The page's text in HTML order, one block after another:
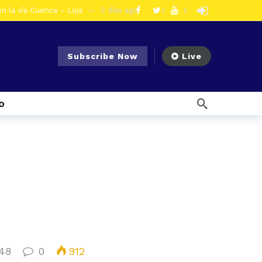
la vía Cuenca – Loja 2 días ago
detenida 3 días ago
por presunto tráfico de droga 6 días ago
el Fenómeno El Niño
Subscribe Now Live
0 912